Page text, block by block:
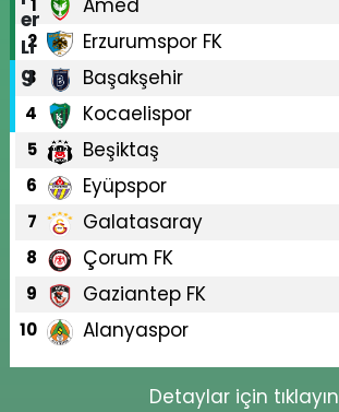
1 Amed
2 Erzurumspor FK
3 Başakşehir
4 Kocaelispor
5 Beşiktaş
6 Eyüpspor
7 Galatasaray
8 Çorum FK
9 Gaziantep FK
10 Alanyaspor
Detaylar için tıklayın